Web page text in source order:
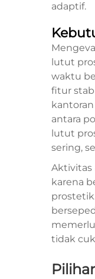
adaptif.
lutut
waktu
fitur
antara
lutut
sering,
Aktivitas
karena
tidak